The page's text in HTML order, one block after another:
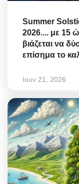
Summer
2026.... με 15
βιάζεται να
επίσημα το
Ιουν 21, 2026